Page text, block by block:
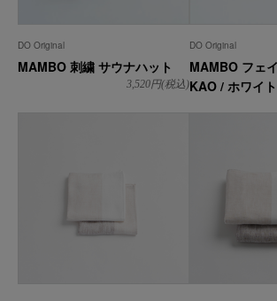
DO Original
MAMBO 刺繍 サウナハット
3,520円(税込)
DO Original
MAMBO フェ
KAO / ホワイト